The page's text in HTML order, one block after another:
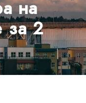
на
за 2